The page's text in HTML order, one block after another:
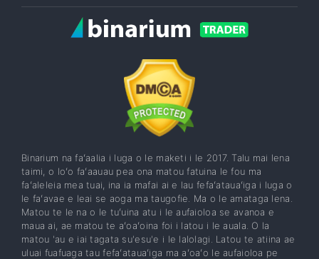
Binarium na faʻaalia i luga o le maketi i le 2017. Talu mai lena
taimi, o loʻo faʻaauau pea ona matou fatuina le fou ma
faʻaleleia mea tuai, ina ia mafai ai e lau fefaʻatauaʻiga i luga o
le faʻavae e leai se aoga ma taugofie. Ma o le amataga lena.
Matou te le na o le tuʻuina atu i le aufaioloa se avanoa e
maua ai, ae matou te aʻoaʻoina foi i latou i le auala. O la
matou 'au e iai tagata su'esu'e i le lalolagi. Latou te atiina ae
uluai fuafuaga tau fefaʻatauaʻiga ma aʻoaʻo le aufaioloa pe